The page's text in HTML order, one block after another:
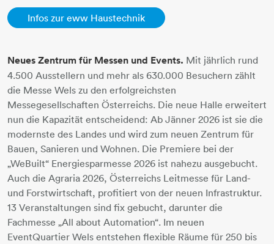
Infos zur eww Haustechnik
Neues Zentrum für Messen und Events. Mit jährlich rund
4.500 Ausstellern und mehr als 630.000 Besuchern zählt
die Messe Wels zu den erfolgreichsten
Messegesellschaften Österreichs. Die neue Halle erweitert
nun die Kapazität entscheidend: Ab Jänner 2026 ist sie die
modernste des Landes und wird zum neuen Zentrum für
Bauen, Sanieren und Wohnen. Die Premiere bei der
„WeBuilt“ Energiesparmesse 2026 ist nahezu ausgebucht.
Auch die Agraria 2026, Österreichs Leitmesse für Land-
und Forstwirtschaft, profitiert von der neuen Infrastruktur.
13 Veranstaltungen sind fix gebucht, darunter die
Fachmesse „All about Automation“. Im neuen
EventQuartier Wels entstehen flexible Räume für 250 bis